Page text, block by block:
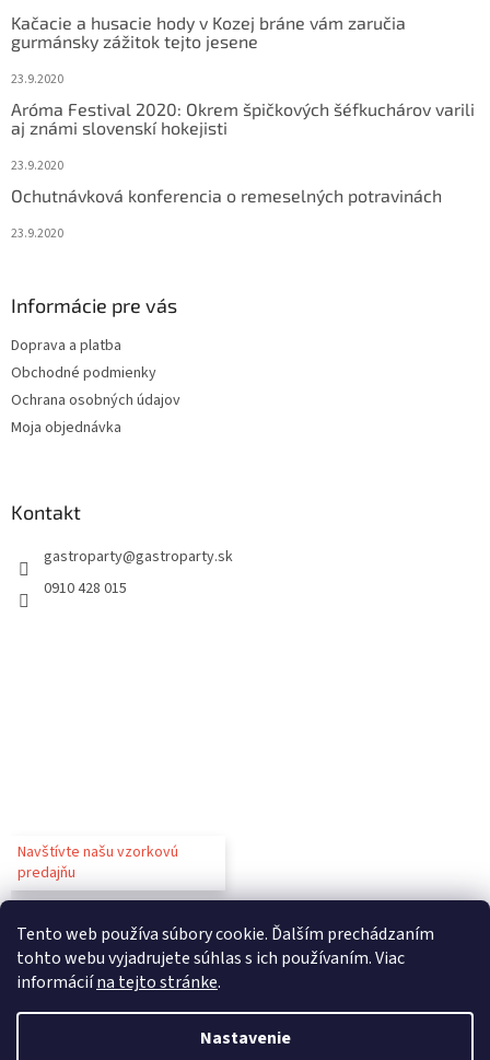
Tento web používa súbory cookie. Ďalším prechádzaním
tohto webu vyjadrujete súhlas s ich používaním. Viac
informáciína tejto stránke.
Nastavenie
Kačacie a husacie hody v Kozej bráne vám zaručia
gurmánsky zážitok tejto jesene
23.9.2020
Aróma Festival 2020: Okrem špičkových šéfkuchárov varili
aj známi slovenskí hokejisti
23.9.2020
Ochutnávková konferencia o remeselných potravinách
23.9.2020
Informácie pre vás
Doprava a platba
Obchodné podmienky
Ochrana osobných údajov
Moja objednávka
Kontakt
gastroparty@gastroparty.sk
0910 428 015
Navštívte našu vzorkovú
predajňu